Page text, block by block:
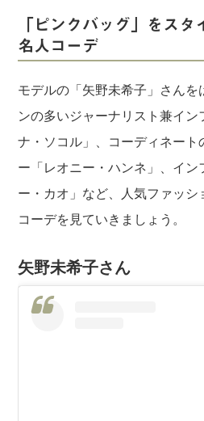
「ピンクバッグ」をス
名人コーデ
モデルの「矢野未希子」さんを
ンの多いジャーナリスト兼イ
ナ・ソコル」、コーディネー
ー「レオニー・ハンネ」、イン
ー・カオ」など、人気ファッ
コーデを見ていきましょう。
矢野未希子さん